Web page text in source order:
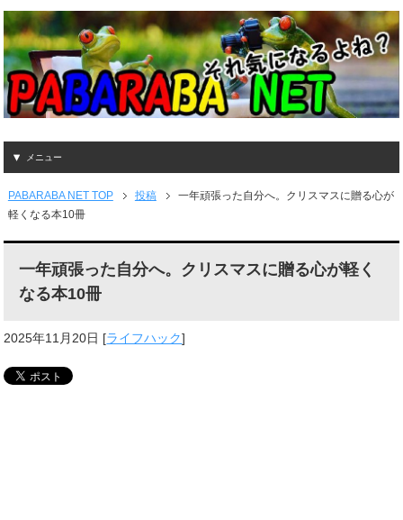
メニュー
PABARABA NET TOP 投稿
一年頑張った自分へ。クリスマスに贈る心が
軽くなる本10冊
一年頑張った自分へ。クリスマスに贈る心が軽く
なる本10冊
2025年11月20日 [ライフハック]